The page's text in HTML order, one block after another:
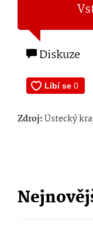
Diskuze
Zdroj:Ústecký